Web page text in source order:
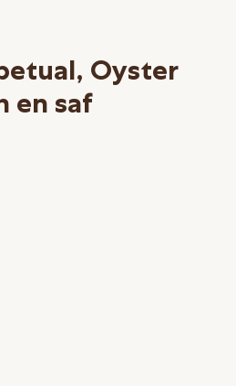
Oyster
en saf